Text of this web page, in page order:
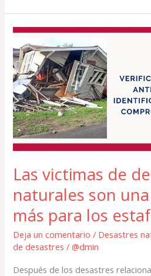
Las victimas de
naturales son
más para los
Deja un comentario / Desastres
de desastres /@dmin
Después de los desastres
Las
victimas
de
desastres
naturales
son
una
oportunidad
para
los
estafadores